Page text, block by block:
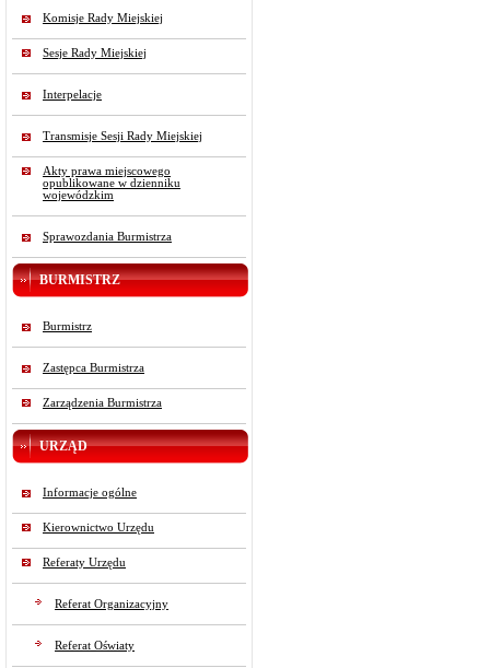
Komisje Rady Miejskiej
Sesje Rady Miejskiej
Interpelacje
Transmisje Sesji Rady Miejskiej
Akty prawa miejscowego
opublikowane w dzienniku
wojewódzkim
Sprawozdania Burmistrza
BURMISTRZ
Burmistrz
Zastępca Burmistrza
Zarządzenia Burmistrza
URZĄD
Informacje ogólne
Kierownictwo Urzędu
Referaty Urzędu
Referat Organizacyjny
Referat Oświaty